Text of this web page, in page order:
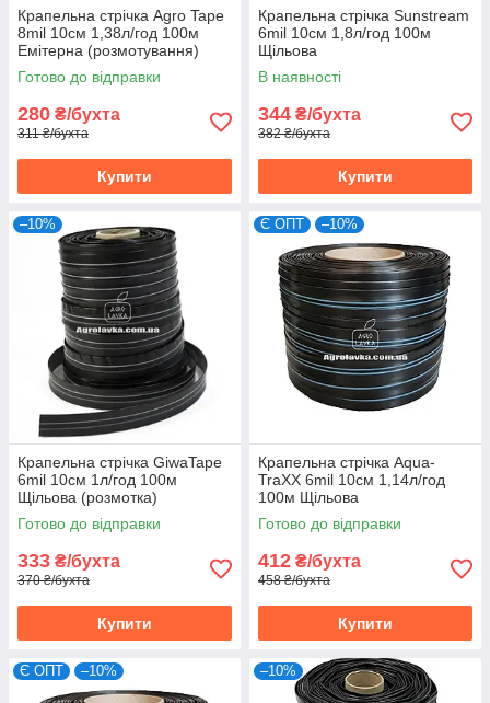
Крапельна стрічка Agro Tape
8mil 10см 1,38л/год 100м
Емітерна (розмотування)
Готово до відправки
280 ₴/бухта
311 ₴/бухта
Купити
Крапельна стрічка Sunstream
6mil 10см 1,8л/год 100м
Щільова
В наявності
344 ₴/бухта
382 ₴/бухта
Купити
–10%
Крапельна стрічка GiwaTape
6mil 10см 1л/год 100м
Щільова (розмотка)
Готово до відправки
333 ₴/бухта
370 ₴/бухта
Купити
Є ОПТ –10%
Крапельна стрічка Aqua-
TraXX 6mil 10см 1,14л/год
100м Щільова
Готово до відправки
412 ₴/бухта
458 ₴/бухта
Купити
Є ОПТ –10% –10%